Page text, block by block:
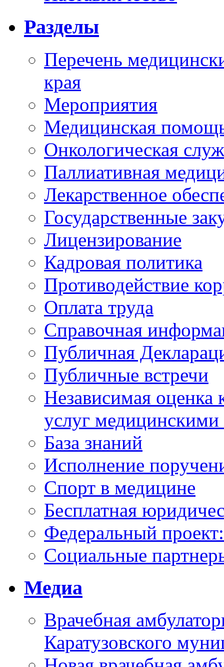
Разделы
Перечень
края
Мероприятия
Медицинская
Онкологическая
Паллиативная
Лекарственное
Государственные
Лицензирование
Кадровая политика
Противодействие
Оплата труда
Справочная
Публичная
Публичные встречи
Независимая оценка
услуг
База знаний
Исполнение
Спорт в медицине
Бесплатная
Федеральный
Социальные
Медиа
Врачебная
Каратузовского